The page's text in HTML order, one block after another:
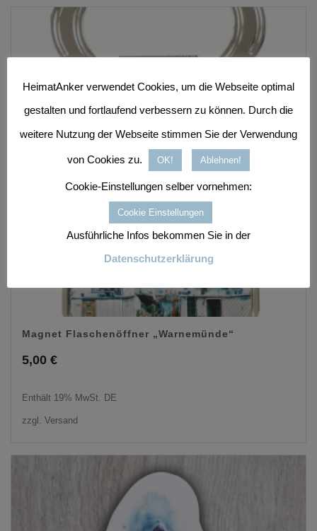
Magnet Flaschenöffner „Warnemünde“
5,00 €
Enthält 19% MwSt. DE
zzgl. Versand
HeimatAnker verwendet Cookies, um die Webseite optimal
gestalten und fortlaufend verbessern zu können. Durch die
weitere Nutzung der Webseite stimmen Sie der Verwendung
von Cookies zu. OK! Ablehnen!
Cookie-Einstellungen selber vornehmen:
Cookie Einstellungen
Ausführliche Infos bekommen Sie in der
Datenschutzerklärung